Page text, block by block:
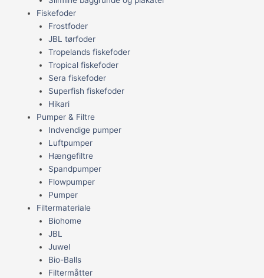
Fiskefoder
Frostfoder
JBL tørfoder
Tropelands fiskefoder
Tropical fiskefoder
Sera fiskefoder
Superfish fiskefoder
Hikari
Pumper & Filtre
Indvendige pumper
Luftpumper
Hængefiltre
Spandpumper
Flowpumper
Pumper
Filtermateriale
Biohome
JBL
Juwel
Bio-Balls
Filtermåtter